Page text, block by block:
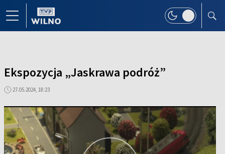
Ekspozycja „Jaskrawa podróż”
27.05.2024, 18:23